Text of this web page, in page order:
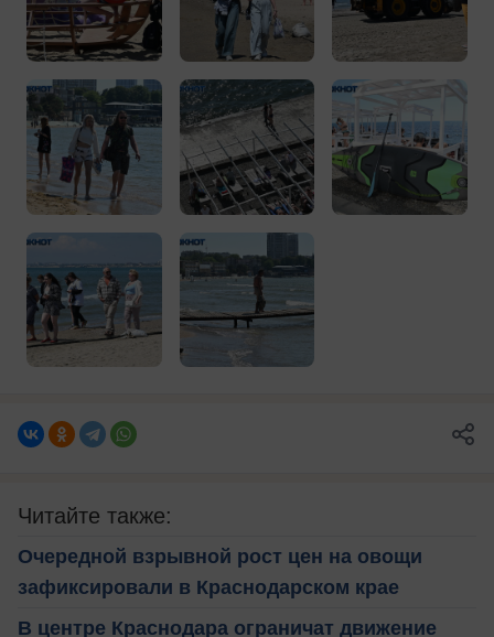
Читайте также:
Очередной взрывной рост цен на овощи
зафиксировали в Краснодарском крае
В центре Краснодара ограничат движение